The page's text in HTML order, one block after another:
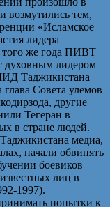
возмутились тем,
«Исламское
лидера
того же года ПИВТ
духовным лидером
Таджикистана
Совета улемов
другие
Тегеран в
в стране людей.
медиа,
начали обвинять
боевиков
лиц в
1997).
попытки к